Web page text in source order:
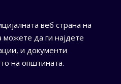
веб страна на
да ги најдете
и документи
на општината.